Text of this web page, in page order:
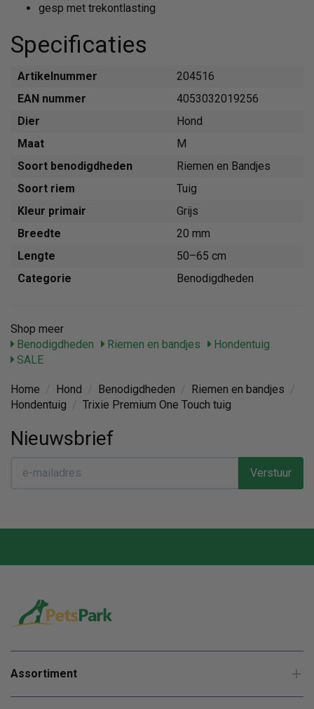
gesp met trekontlasting
Specificaties
Artikelnummer
204516
EAN nummer
4053032019256
Dier
Hond
Maat
M
Soort benodigdheden
Riemen en Bandjes
Soort riem
Tuig
Kleur primair
Grijs
Breedte
20 mm
Lengte
50–65 cm
Categorie
Benodigdheden
Shop meer
Benodigdheden
Riemen en bandjes
Hondentuig
SALE
Home Hond Benodigdheden Riemen en bandjes
Hondentuig
Trixie Premium One Touch tuig
Nieuwsbrief
Verstuur
Assortiment